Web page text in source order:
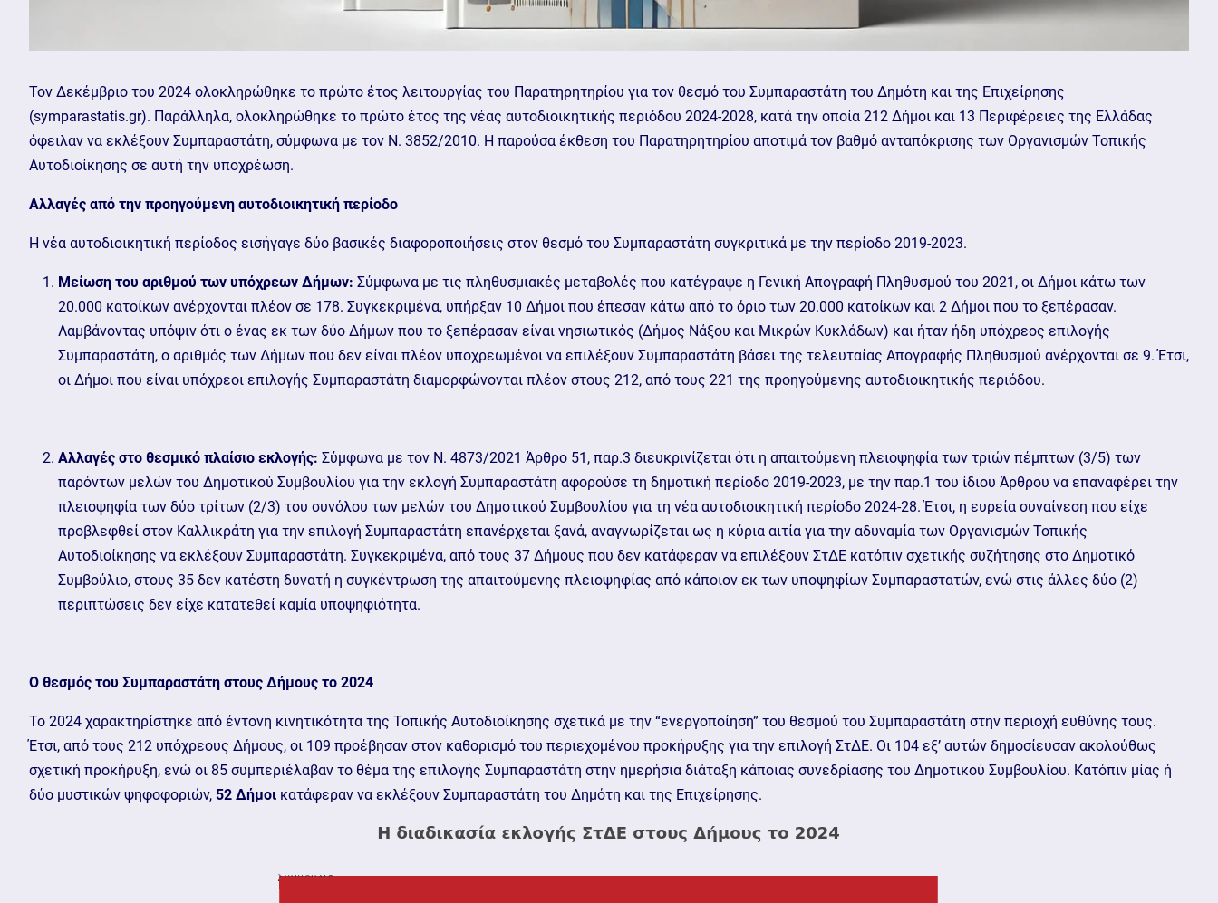
Τον Δεκέμβριο του 2024 ολοκληρώθηκε το πρώτο έτος λειτουργίας του Παρατηρητηρίου για τον θεσμό του Συμπαραστάτη του Δημότη και της Επιχείρησης
(symparastatis.gr). Παράλληλα, ολοκληρώθηκε το πρώτο έτος της νέας αυτοδιοικητικής περιόδου 2024-2028, κατά την οποία 212 Δήμοι και 13 Περιφέρειες της Ελλάδας
όφειλαν να εκλέξουν Συμπαραστάτη, σύμφωνα με τον Ν. 3852/2010. Η παρούσα έκθεση του Παρατηρητηρίου αποτιμά τον βαθμό ανταπόκρισης των Οργανισμών Τοπικής
Αυτοδιοίκησης σε αυτή την υποχρέωση.
Αλλαγές από την προηγούμενη αυτοδιοικητική περίοδο
Η νέα αυτοδιοικητική περίοδος εισήγαγε δύο βασικές διαφοροποιήσεις στον θεσμό του Συμπαραστάτη συγκριτικά με την περίοδο 2019-2023.
Μείωση του αριθμού των υπόχρεων Δήμων: Σύμφωνα με τις πληθυσμιακές μεταβολές που κατέγραψε η Γενική Απογραφή Πληθυσμού του 2021, οι Δήμοι κάτω των
20.000 κατοίκων ανέρχονται πλέον σε 178. Συγκεκριμένα, υπήρξαν 10 Δήμοι που έπεσαν κάτω από το όριο των 20.000 κατοίκων και 2 Δήμοι που το ξεπέρασαν.
Λαμβάνοντας υπόψιν ότι ο ένας εκ των δύο Δήμων που το ξεπέρασαν είναι νησιωτικός (Δήμος Νάξου και Μικρών Κυκλάδων) και ήταν ήδη υπόχρεος επιλογής
Συμπαραστάτη, ο αριθμός των Δήμων που δεν είναι πλέον υποχρεωμένοι να επιλέξουν Συμπαραστάτη βάσει της τελευταίας Απογραφής Πληθυσμού ανέρχονται σε 9. Έτσι,
οι Δήμοι που είναι υπόχρεοι επιλογής Συμπαραστάτη διαμορφώνονται πλέον στους 212, από τους 221 της προηγούμενης αυτοδιοικητικής περιόδου.
Αλλαγές στο θεσμικό πλαίσιο εκλογής: Σύμφωνα με τον Ν. 4873/2021 Άρθρο 51, παρ.3 διευκρινίζεται ότι η απαιτούμενη πλειοψηφία των τριών πέμπτων (3/5) των
παρόντων μελών του Δημοτικού Συμβουλίου για την εκλογή Συμπαραστάτη αφορούσε τη δημοτική περίοδο 2019-2023, με την παρ.1 του ίδιου Άρθρου να επαναφέρει την
πλειοψηφία των δύο τρίτων (2/3) του συνόλου των μελών του Δημοτικού Συμβουλίου για τη νέα αυτοδιοικητική περίοδο 2024-28. Έτσι, η ευρεία συναίνεση που είχε
προβλεφθεί στον Καλλικράτη για την επιλογή Συμπαραστάτη επανέρχεται ξανά, αναγνωρίζεται ως η κύρια αιτία για την αδυναμία των Οργανισμών Τοπικής
Αυτοδιοίκησης να εκλέξουν Συμπαραστάτη. Συγκεκριμένα, από τους 37 Δήμους που δεν κατάφεραν να επιλέξουν ΣτΔΕ κατόπιν σχετικής συζήτησης στο Δημοτικό
Συμβούλιο, στους 35 δεν κατέστη δυνατή η συγκέντρωση της απαιτούμενης πλειοψηφίας από κάποιον εκ των υποψηφίων Συμπαραστατών, ενώ στις άλλες δύο (2)
περιπτώσεις δεν είχε κατατεθεί καμία υποψηφιότητα.
Ο θεσμός του Συμπαραστάτη στους Δήμους το 2024
To 2024 χαρακτηρίστηκε από έντονη κινητικότητα της Τοπικής Αυτοδιοίκησης σχετικά με την “ενεργοποίηση” του θεσμού του Συμπαραστάτη στην περιοχή ευθύνης τους.
Έτσι, από τους 212 υπόχρεους Δήμους, οι 109 προέβησαν στον καθορισμό του περιεχομένου προκήρυξης για την επιλογή ΣτΔΕ. Οι 104 εξ’ αυτών δημοσίευσαν ακολούθως
σχετική προκήρυξη, ενώ οι 85 συμπεριέλαβαν το θέμα της επιλογής Συμπαραστάτη στην ημερήσια διάταξη κάποιας συνεδρίασης του Δημοτικού Συμβουλίου. Κατόπιν μίας ή
δύο μυστικών ψηφοφοριών, 52 Δήμοι κατάφεραν να εκλέξουν Συμπαραστάτη του Δημότη και της Επιχείρησης.